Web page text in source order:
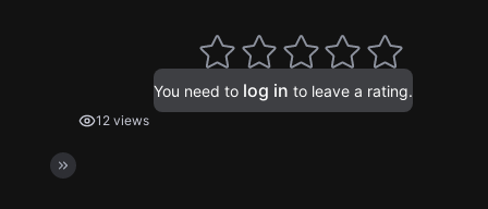
You need to log in to leave a rating.
12 views